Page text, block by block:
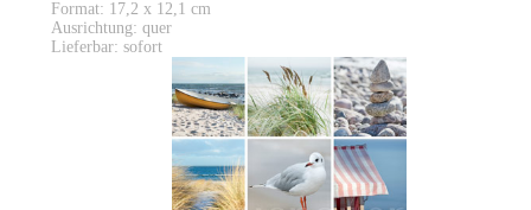
Format: 17,2 x 12,1 cm
Ausrichtung: quer
Lieferbar: sofort